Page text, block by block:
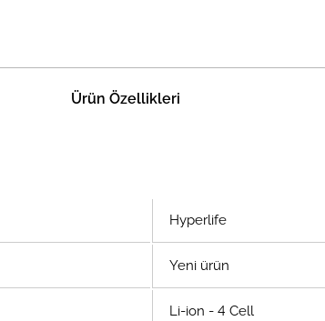
Ürün Özellikleri
Hyperlife
Yeni ürün
Li-ion - 4 Cell